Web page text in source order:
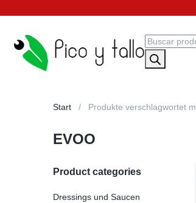
Start Produkte verschlagwortet
EVOO
Product categories
Dressings und Saucen